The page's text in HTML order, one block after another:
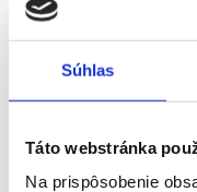
Súhlas
Táto webstránka
Na prispôsobenie